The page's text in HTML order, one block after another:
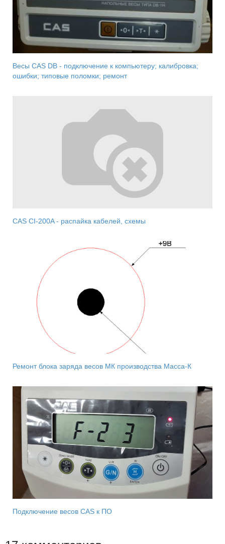
Весы CAS DB - подключение к компьютеру; калибровка;
ошибки; типовые поломки; ремонт
CAS CI-200A - распайка кабелей, схемы
Ремонт блока заряда весов МК производства Масса-К
Подключение весов CAS к ПО